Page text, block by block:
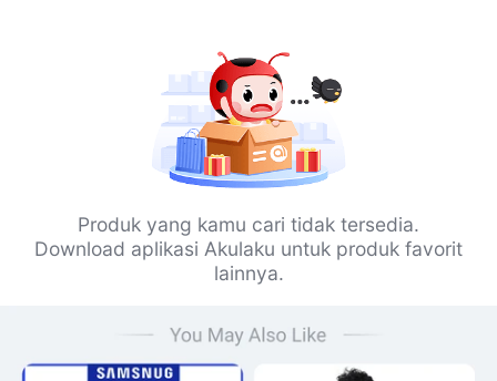
Produk yang kamu cari tidak tersedia.
Download aplikasi Akulaku untuk produk favorit
lainnya.